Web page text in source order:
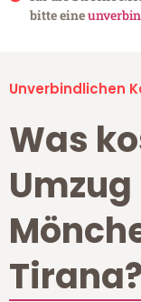
bitte eine
Unverbindlichen
Was
Umzug
Tirana?